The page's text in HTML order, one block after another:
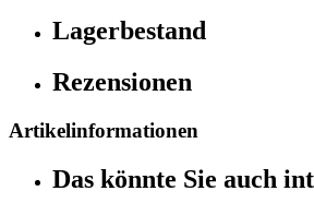
Lagerbestand
Rezensionen
Artikelinformationen
Das könnte Sie auch